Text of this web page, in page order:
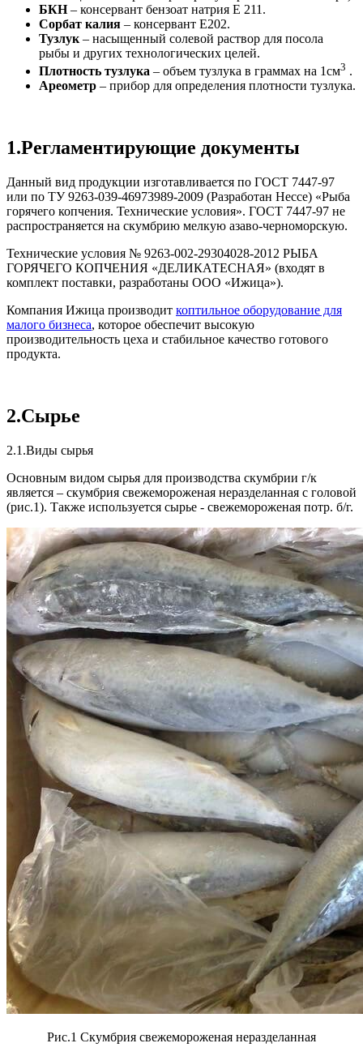
БКН– консервант бензоат натрия Е 211.
Сорбат калия – консервант Е202.
Тузлук – насыщенный солевой раствор для посола
рыбы и других технологических целей.
Плотность тузлука – объем тузлука в граммах на 1см3 .
Ареометр – прибор для определения плотности тузлука.
1.Регламентирующие документы
Данный вид продукции изготавливается по ГОСТ 7447-97
или по ТУ 9263-039-46973989-2009 (Разработан Нессе) «Рыба
горячего копчения. Технические условия». ГОСТ 7447-97 не
распространяется на скумбрию мелкую азаво-черноморскую.
Технические условия № 9263-002-29304028-2012 РЫБА
ГОРЯЧЕГО КОПЧЕНИЯ «ДЕЛИКАТЕСНАЯ» (входят в
комплект поставки, разработаны ООО «Ижица»).
Компания Ижица производит коптильное оборудование для
малого бизнеса, которое обеспечит высокую
производительность цеха и стабильное качество готового
продукта.
2.Сырье
2.1.Виды сырья
Основным видом сырья для производства скумбрии г/к
является – скумбрия свежемороженая неразделанная с головой
(рис.1). Также используется сырье - свежемороженая потр. б/г.
Рис.1 Скумбрия свежемороженая неразделанная